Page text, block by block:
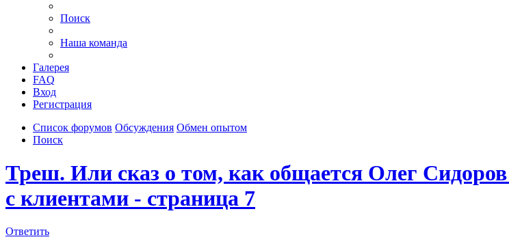
Поиск
Наша команда
Галерея
FAQ
Вход
Регистрация
Список форумов Обсуждения Обмен опытом
Поиск
Треш. Или сказ о том, как общается Олег
с клиентами - страница 7
Ответить